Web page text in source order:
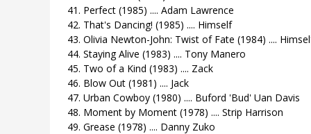
41. Perfect (1985) .... Adam Lawrence
42. That's Dancing! (1985) .... Himself
43. Olivia Newton-John: Twist of Fate (1984) ....
44. Staying Alive (1983) .... Tony Manero
45. Two of a Kind (1983) .... Zack
46. Blow Out (1981) .... Jack
47. Urban Cowboy (1980) .... Buford 'Bud' Uan Davis
48. Moment by Moment (1978) .... Strip Harrison
49. Grease (1978) .... Danny Zuko